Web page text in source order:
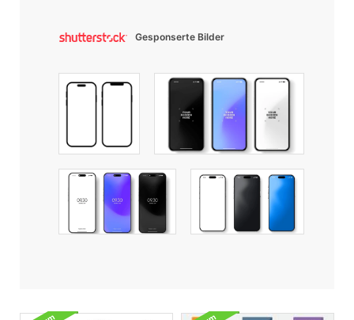
Gesponserte Bilder